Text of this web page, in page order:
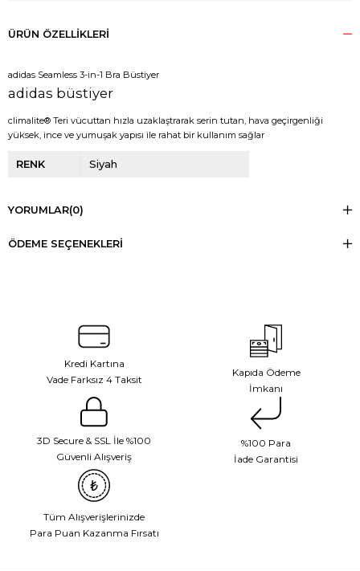
ÜRÜN ÖZELLIKLERI
adidas Seamless 3-in-1 Bra Büstiyer
adidas büstiyer
climalite® Teri vücuttan hızla uzaklaştrarak serin tutan, hava geçirgenliği
yüksek, ince ve yumuşak yapısı ile rahat bir kullanım sağlar
RENK Siyah
YORUMLAR(0)
ÖDEME SEÇENEKLERI
Kredi Kartına
Vade Farksız 4 Taksit
Kapıda Ödeme
İmkanı
3D Secure & SSL İle %100
Güvenli Alışveriş
%100 Para
İade Garantisi
Tüm Alışverişlerinizde
Para Puan Kazanma Fırsatı